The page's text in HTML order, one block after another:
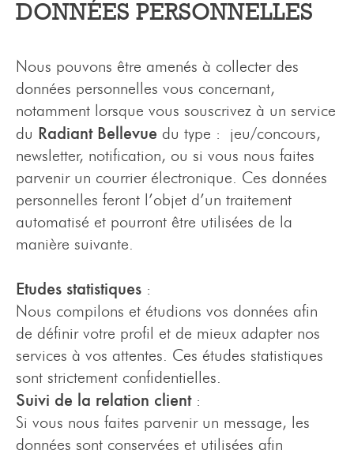
DONNÉES PERSONNELLES
Nous pouvons être amenés à collecter des
données personnelles vous concernant,
notamment lorsque vous souscrivez à un service
du Radiant Bellevue du type : jeu/concours,
newsletter, notification, ou si vous nous faites
parvenir un courrier électronique. Ces données
personnelles feront l’objet d’un traitement
automatisé et pourront être utilisées de la
manière suivante.
Etudes statistiques :
Nous compilons et étudions vos données afin
de définir votre profil et de mieux adapter nos
services à vos attentes. Ces études statistiques
sont strictement confidentielles.
Suivi de la relation client:
Si vous nous faites parvenir un message, les
données sont conservées et utilisées afin